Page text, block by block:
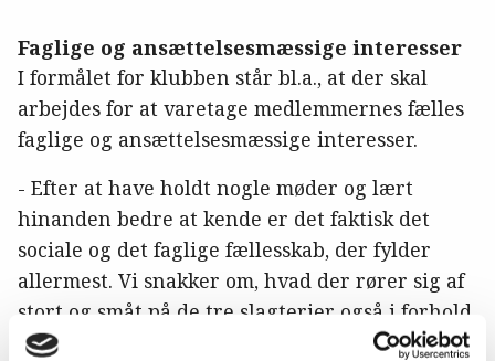
Faglige og ansættelsesmæssige interesser
I formålet for klubben står bl.a., at der skal
arbejdes for at varetage medlemmernes fælles
faglige og ansættelsesmæssige interesser.
- Efter at have holdt nogle møder og lært
hinanden bedre at kende er det faktisk det
sociale og det faglige fællesskab, der fylder
allermest. Vi snakker om, hvad der rører sig af
stort og småt på de tre slagterier også i forhold
til fx arbejdsforhold og arbejdsmiljø. Det er